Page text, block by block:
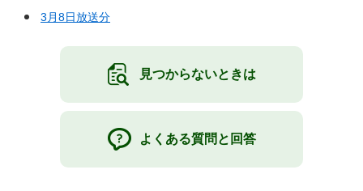
3月8日放送分
見つからないときは
よくある質問と回答